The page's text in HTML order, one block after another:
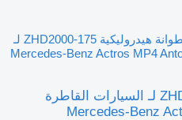
أسطوانة هيدروليكية ZHD2000-175 لـ
أسطوانة هيدروليكية ZHD2000-175 لـ السيارات القاطرة
Mercedes-Benz